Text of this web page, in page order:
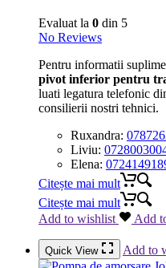
Evaluat la 0 din 5
No Reviews
Pentru informatii
pivot inferior pentru
luati legatura telefonic
consilierii nostri tehnici.
Ruxandra:
Liviu:
Elena:
Citește mai mult
Citește mai mult
Add to wishlist
Add
Quick View Add to